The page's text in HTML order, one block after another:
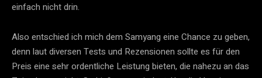
einfach nicht drin.
Also entschied ich mich dem Samyang eine Chance zu geben,
denn laut diversen Tests und Rezensionen sollte es für den
Preis eine sehr ordentliche Leistung bieten, die nahezu an das